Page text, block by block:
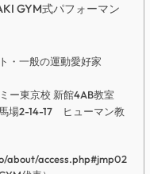
GYM式パフォーマン
・一般の運動愛好家
ー東京校 新館4AB教室
場2-14-17 ヒューマン教
about/access.php#jmp02